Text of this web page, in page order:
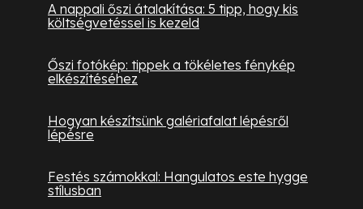
A nappali őszi átalakítása: 5 tipp, hogy kis
költségvetéssel is kezeld
Őszi fotókép: tippek a tökéletes fénykép
elkészítéséhez
Hogyan készítsünk galériafalat lépésről
lépésre
Festés számokkal: Hangulatos este hygge
stílusban